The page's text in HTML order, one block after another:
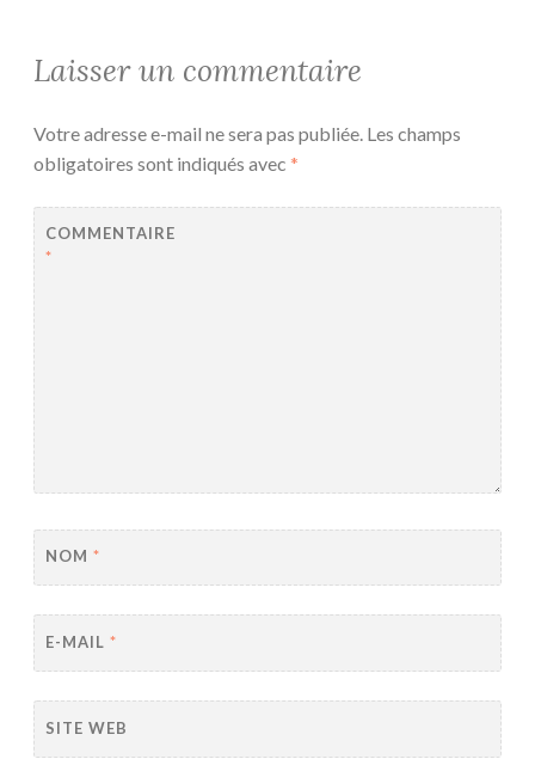
Laisser un commentaire
Votre adresse e-mail ne sera pas publiée. Les champs
obligatoires sont indiqués avec *
COMMENTAIRE
*
NOM *
E-MAIL *
SITE WEB